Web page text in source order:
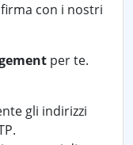
con i nostri
per te.
gli indirizzi